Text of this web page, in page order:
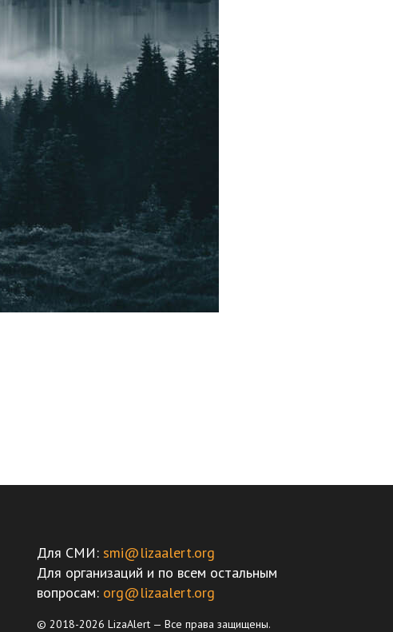
Для СМИ: smi@lizaalert.org
Для организаций и по всем остальным
вопросам: org@lizaalert.org
© 2018-2026 LizaAlert — Все права защищены.